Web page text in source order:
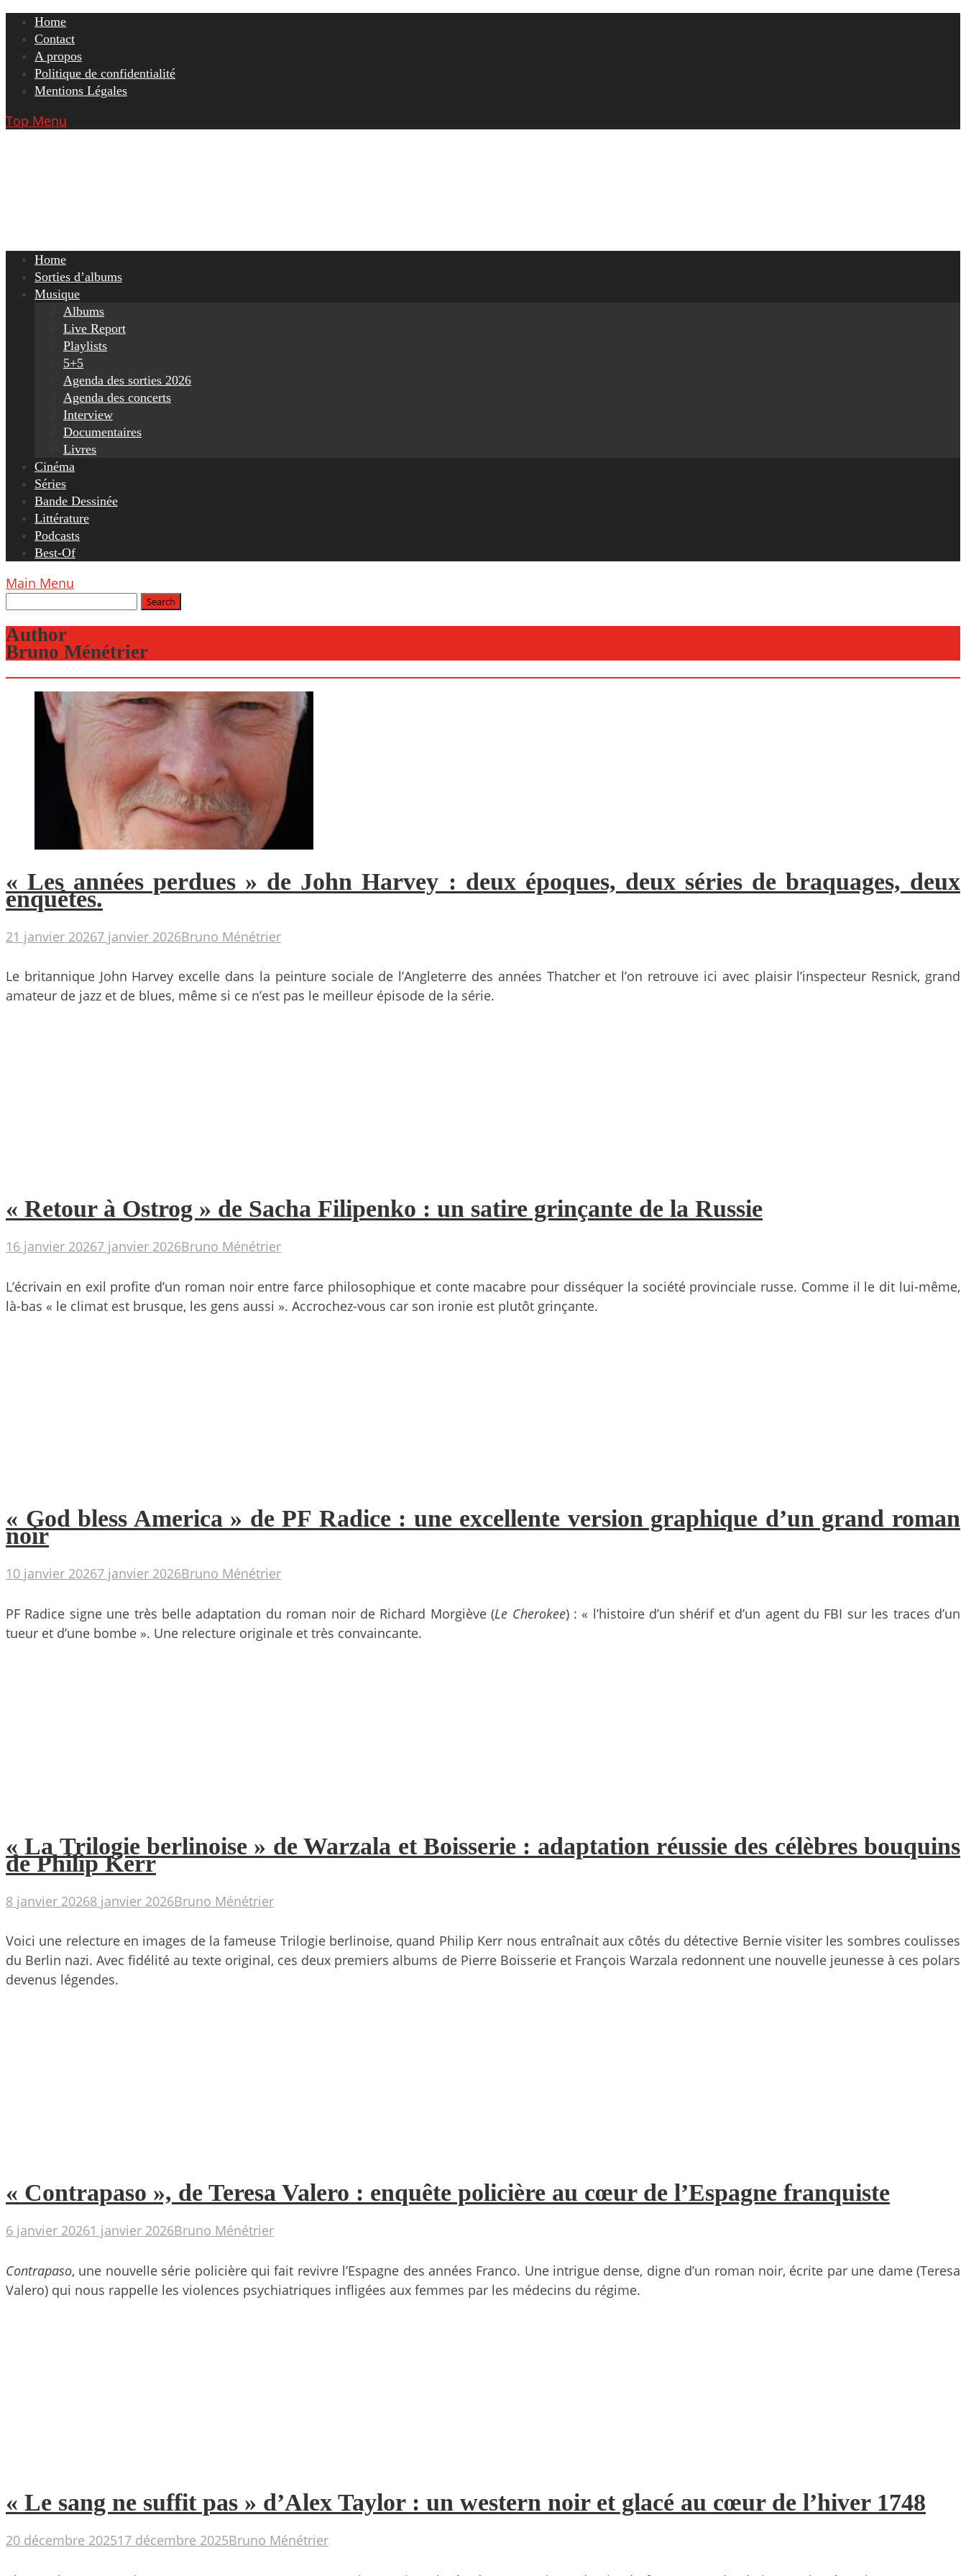
Skip
content
Home
Contact
A propos
Politique de confidentialité
Mentions Légales
Top Menu
Home
Sorties d’albums
Musique
Albums
Live Report
Playlists
5+5
Agenda des sorties 2026
Agenda des concerts
Interview
Documentaires
Livres
Cinéma
Séries
Bande Dessinée
Littérature
Podcasts
Best-Of
Main Menu
Author
Bruno Ménétrier
« Les années perdues » de John Harvey : deux époques, deux séries de braquages, deux
enquêtes.
21 janvier 20267 janvier 2026Bruno Ménétrier
Le britannique John Harvey excelle dans la peinture sociale de l’Angleterre des années Thatcher et l’on retrouve ici avec plaisir l’inspecteur Resnick, grand
amateur de jazz et de blues, même si ce n’est pas le meilleur épisode de la série.
« Retour à Ostrog » de Sacha Filipenko : un satire grinçante de la Russie
16 janvier 20267 janvier 2026Bruno Ménétrier
L’écrivain en exil profite d’un roman noir entre farce philosophique et conte macabre pour disséquer la société provinciale russe. Comme il le dit lui-même,
là-bas « le climat est brusque, les gens aussi ». Accrochez-vous car son ironie est plutôt grinçante.
« God bless America » de PF Radice : une excellente version graphique d’un grand roman
noir
10 janvier 20267 janvier 2026Bruno Ménétrier
PF Radice signe une très belle adaptation du roman noir de Richard Morgiève (Le Cherokee) : « l’histoire d’un shérif et d’un agent du FBI sur les traces d’un
tueur et d’une bombe ». Une relecture originale et très convaincante.
« La Trilogie berlinoise » de Warzala et Boisserie : adaptation réussie des célèbres bouquins
de Philip Kerr
8 janvier 20268 janvier 2026Bruno Ménétrier
Voici une relecture en images de la fameuse Trilogie berlinoise, quand Philip Kerr nous entraînait aux côtés du détective Bernie visiter les sombres coulisses
du Berlin nazi. Avec fidélité au texte original, ces deux premiers albums de Pierre Boisserie et François Warzala redonnent une nouvelle jeunesse à ces polars
devenus légendes.
« Contrapaso », de Teresa Valero : enquête policière au cœur de l’Espagne franquiste
6 janvier 20261 janvier 2026Bruno Ménétrier
Contrapaso, une nouvelle série policière qui fait revivre l’Espagne des années Franco. Une intrigue dense, digne d’un roman noir, écrite par une dame (Teresa
Valero) qui nous rappelle les violences psychiatriques infligées aux femmes par les médecins du régime.
« Le sang ne suffit pas » d’Alex Taylor : un western noir et glacé au cœur de l’hiver 1748
20 décembre 202517 décembre 2025Bruno Ménétrier